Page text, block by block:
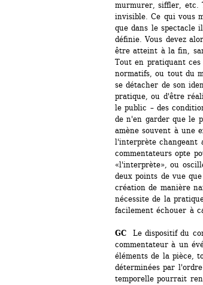
murmurer, siffler, etc.
invisible. Ce qui vous
que dans le spectacle
définie. Vous devez
être atteint à la fin,
Tout en pratiquant
normatifs, ou tout du
se détacher de son
pratique, ou d'être
le public – des
de n'en garder que le
amène souvent à une
l'interprète changeant
commentateurs opte
«l'interprète», ou
deux points de vue
création de manière
nécessite de la
facilement échouer à
GC
Le dispositif du
commentateur à un
éléments de la pièce,
déterminées par
temporelle pourrait